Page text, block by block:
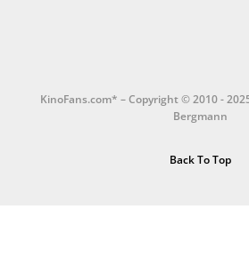
KinoFans.com* – Copyright © 2010 -
Bergmann
Back To Top